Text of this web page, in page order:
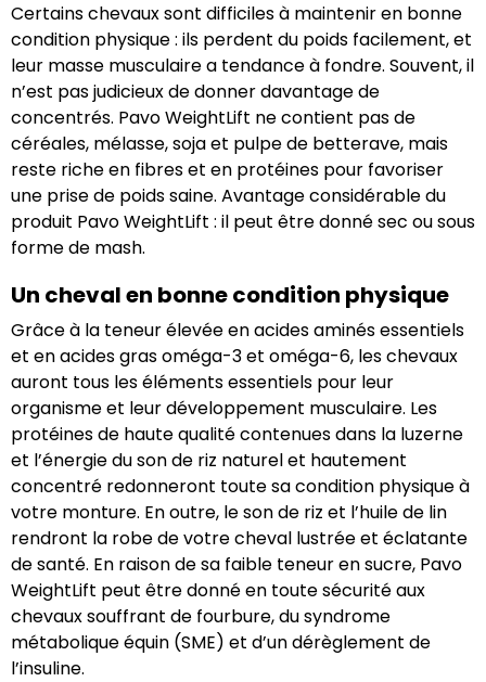
Certains chevaux sont difficiles à maintenir en bonne
condition physique : ils perdent du poids facilement, et
leur masse musculaire a tendance à fondre. Souvent, il
n’est pas judicieux de donner davantage de
concentrés. Pavo WeightLift ne contient pas de
céréales, mélasse, soja et pulpe de betterave, mais
reste riche en fibres et en protéines pour favoriser
une prise de poids saine. Avantage considérable du
produit Pavo WeightLift : il peut être donné sec ou sous
forme de mash.
Un cheval en bonne condition physique
Grâce à la teneur élevée en acides aminés essentiels
et en acides gras oméga-3 et oméga-6, les chevaux
auront tous les éléments essentiels pour leur
organisme et leur développement musculaire. Les
protéines de haute qualité contenues dans la luzerne
et l’énergie du son de riz naturel et hautement
concentré redonneront toute sa condition physique à
votre monture. En outre, le son de riz et l’huile de lin
rendront la robe de votre cheval lustrée et éclatante
de santé. En raison de sa faible teneur en sucre, Pavo
WeightLift peut être donné en toute sécurité aux
chevaux souffrant de fourbure, du syndrome
métabolique équin (SME) et d’un dérèglement de
l’insuline.